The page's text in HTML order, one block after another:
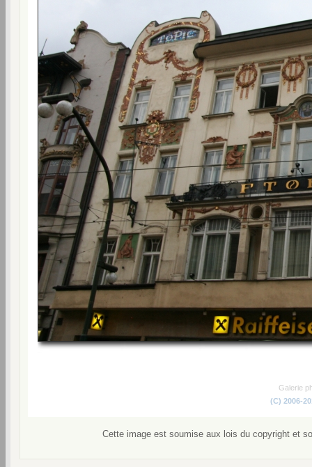
Galerie
(C) 2006-
Cette image est soumise aux lois du copyright et